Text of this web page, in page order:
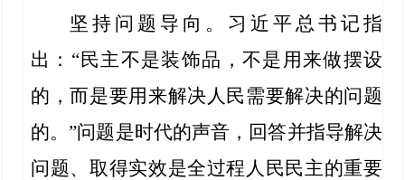
坚持问题导向。习近平总书记指
出：“民主不是装饰品，不是用来做摆设
的，而是要用来解决人民需要解决的问题
的。”问题是时代的声音，回答并指导解决
问题、取得实效是全过程人民民主的重要